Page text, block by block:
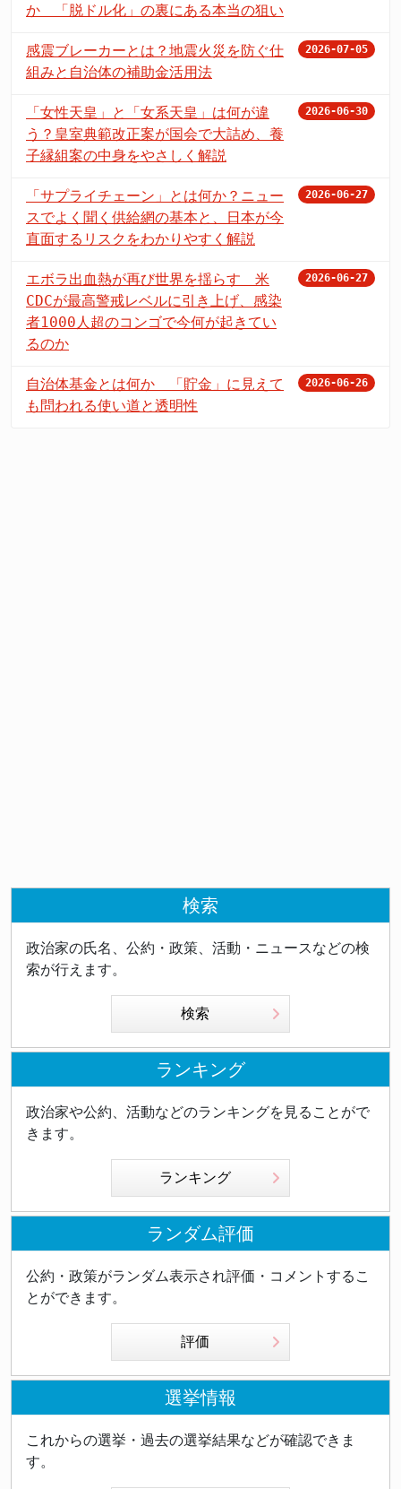
か 「脱ドル化」の裏にある本当の狙い
感震ブレーカーとは？地震火災を防ぐ仕
組みと自治体の補助金活用法
2026-07-05
「女性天皇」と「女系天皇」は何が違
う？皇室典範改正案が国会で大詰め、養
子縁組案の中身をやさしく解説
2026-06-30
「サプライチェーン」とは何か？ニュー
スでよく聞く供給網の基本と、日本が今
直面するリスクをわかりやすく解説
2026-06-27
エボラ出血熱が再び世界を揺らす 米
CDCが最高警戒レベルに引き上げ、感染
者1000人超のコンゴで今何が起きてい
るのか
2026-06-27
自治体基金とは何か 「貯金」に見えて
も問われる使い道と透明性
2026-06-26
検索
政治家の氏名、公約・政策、活動・ニュースなどの検
索が行えます。
検索
ランキング
政治家や公約、活動などのランキングを見ることがで
きます。
ランキング
ランダム評価
公約・政策がランダム表示され評価・コメントするこ
とができます。
評価
選挙情報
これからの選挙・過去の選挙結果などが確認できま
す。